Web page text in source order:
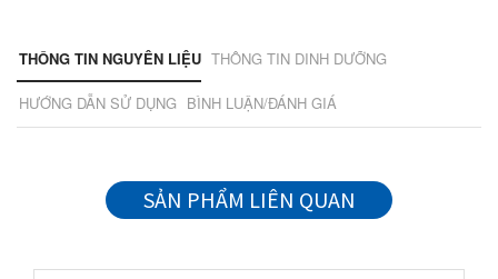
THÔNG TIN NGUYÊN LIỆU THÔNG TIN DINH DƯỠNG
HƯỚNG DẪN SỬ DỤNG BÌNH LUẬN/ĐÁNH GIÁ
SẢN PHẨM LIÊN QUAN